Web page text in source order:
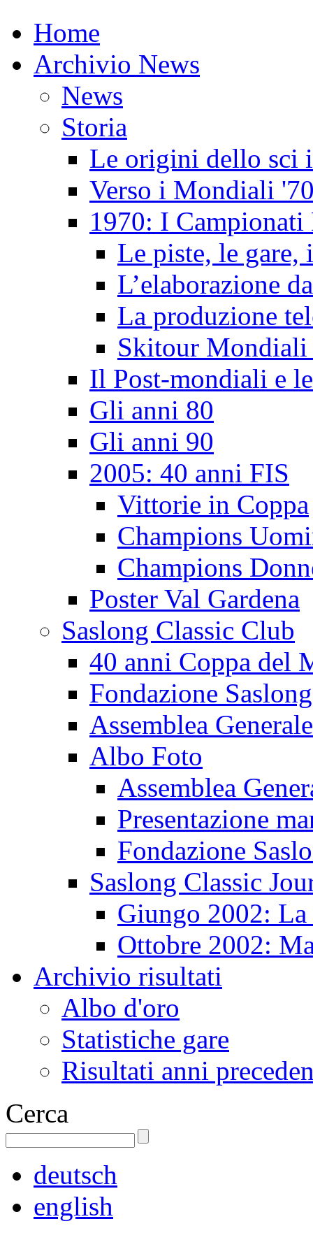
Home
Archivio News
News
Storia
Le origini dello sci
Verso i Mondiali
1970: I
Le piste, le
L’elaborazione
La produzione
Skitour Mondiali
Il Post-mondiali e
Gli anni 80
Gli anni 90
2005: 40 anni FIS
Vittorie in Coppa
Champions
Champions
Poster Val Gardena
Saslong Classic Club
40 anni Coppa del
Fondazione Saslong
Assemblea Generale
Albo Foto
Assemblea
Presentazione
Fondazione
Saslong Classic
Giungo 2002: La
Ottobre 2002:
Archivio risultati
Albo d'oro
Statistiche gare
Risultati anni
Cerca
deutsch
english